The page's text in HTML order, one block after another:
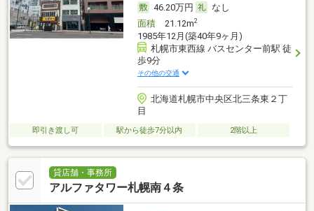
46.20万円
なし
面積21.12m2
1985年12月(築40年9ヶ月)
札幌市東西線 バスセンター前駅 徒
歩9分
その他の交通
北海道札幌市中央区北三条東２丁
目
即引き渡し可 駅から徒歩7分以内 2階以上
貸店舗・事務所
アルファタワー札幌南４条